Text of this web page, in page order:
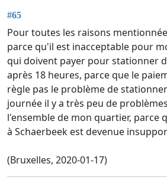
#65
Pour toutes les raisons
parce qu'il est inacceptable pour
qui doivent payer pour stationner
après 18 heures, parce que le
règle pas le problème de
journée il y a très peu de
l'ensemble de mon quartier, parce
à Schaerbeek est devenue
(Bruxelles, 2020-01-17)